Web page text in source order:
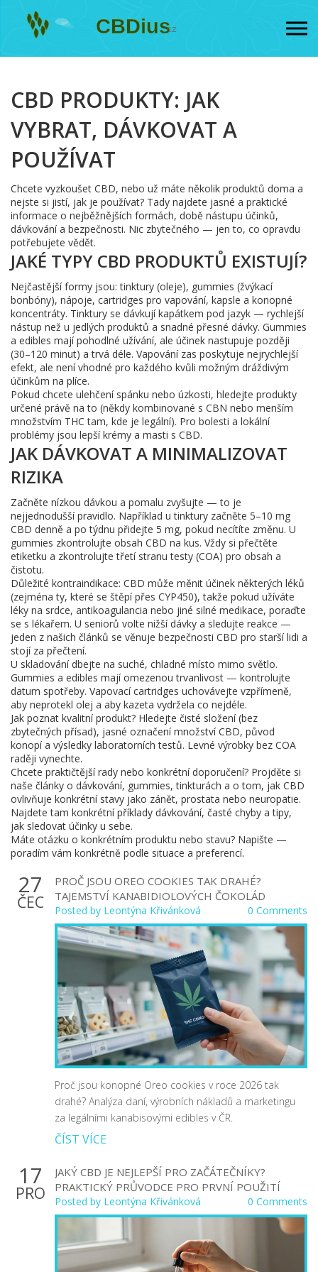
CBD PRODUKTY: JAK
VYBRAT, DÁVKOVAT A
POUŽÍVAT
Chcete vyzkoušet CBD, nebo už máte několik produktů doma a
nejste si jistí, jak je používat? Tady najdete jasné a praktické
informace o nejběžnějších formách, době nástupu účinků,
dávkování a bezpečnosti. Nic zbytečného — jen to, co opravdu
potřebujete vědět.
JAKÉ TYPY CBD PRODUKTŮ EXISTUJÍ?
Nejčastější formy jsou: tinktury (oleje), gummies (žvýkací
bonbóny), nápoje, cartridges pro vapování, kapsle a konopné
koncentráty. Tinktury se dávkují kapátkem pod jazyk — rychlejší
nástup než u jedlých produktů a snadné přesné dávky. Gummies
a edibles mají pohodlné užívání, ale účinek nastupuje později
(30–120 minut) a trvá déle. Vapování zas poskytuje nejrychlejší
efekt, ale není vhodné pro každého kvůli možným dráždivým
účinkům na plíce.
Pokud chcete ulehčení spánku nebo úzkosti, hledejte produkty
určené právě na to (někdy kombinované s CBN nebo menším
množstvím THC tam, kde je legální). Pro bolesti a lokální
problémy jsou lepší krémy a masti s CBD.
JAK DÁVKOVAT A MINIMALIZOVAT
RIZIKA
Začněte nízkou dávkou a pomalu zvyšujte — to je
nejjednodušší pravidlo. Například u tinktury začněte 5–10 mg
CBD denně a po týdnu přidejte 5 mg, pokud necítíte změnu. U
gummies zkontrolujte obsah CBD na kus. Vždy si přečtěte
etiketku a zkontrolujte třetí stranu testy (COA) pro obsah a
čistotu.
Důležité kontraindikace: CBD může měnit účinek některých léků
(zejména ty, které se štěpí přes CYP450), takže pokud užíváte
léky na srdce, antikoagulancia nebo jiné silné medikace, poraďte
se s lékařem. U seniorů volte nižší dávky a sledujte reakce —
jeden z našich článků se věnuje bezpečnosti CBD pro starší lidi a
stojí za přečtení.
U skladování dbejte na suché, chladné místo mimo světlo.
Gummies a edibles mají omezenou trvanlivost — kontrolujte
datum spotřeby. Vapovací cartridges uchovávejte vzpřímeně,
aby neprotekl olej a aby kazeta vydržela co nejdéle.
Jak poznat kvalitní produkt? Hledejte čisté složení (bez
zbytečných přísad), jasné označení množství CBD, původ
konopí a výsledky laboratorních testů. Levné výrobky bez COA
raději vynechte.
Chcete praktičtější rady nebo konkrétní doporučení? Projděte si
naše články o dávkování, gummies, tinkturách a o tom, jak CBD
ovlivňuje konkrétní stavy jako zánět, prostata nebo neuropatie.
Najdete tam konkrétní příklady dávkování, časté chyby a tipy,
jak sledovat účinky u sebe.
Máte otázku o konkrétním produktu nebo stavu? Napište —
poradím vám konkrétně podle situace a preferencí.
27
ČEC
PROČ JSOU OREO COOKIES TAK DRAHÉ?
TAJEMSTVÍ KANABIDIOLOVÝCH ČOKOLÁD
Posted by Leontýna Křivánková 0 Comments
Proč jsou konopné Oreo cookies v roce 2026 tak
drahé? Analýza daní, výrobních nákladů a marketingu
za legálními kanabisovými edibles v ČR.
ČÍST VÍCE
17
PRO
JAKÝ CBD JE NEJLEPŠÍ PRO ZAČÁTEČNÍKY?
PRAKTICKÝ PRŮVODCE PRO PRVNÍ POUŽITÍ
Posted by Leontýna Křivánková 0 Comments